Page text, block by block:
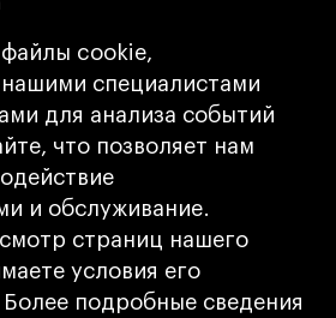
cookie,
специалистами
для анализа событий
что позволяет нам
и обслуживание.
страниц нашего
условия его
Более подробные сведения
с господдержкой
образовательной
ВО «Универсальный